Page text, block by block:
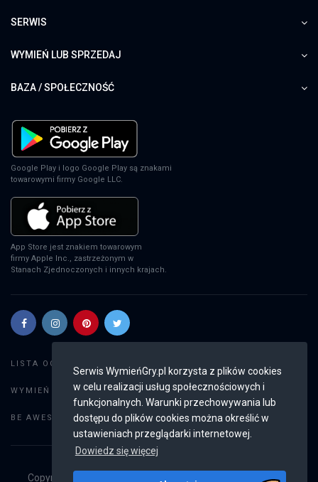
Serwis WymieńGry.pl korzysta z plików cookies
w celu realizacji usług społecznościowych i
funkcjonalnych. Warunki przechowywania lub
dostępu do plików cookies można określić w
ustawieniach przeglądarki internetowej.
Dowiedz się więcej
SERWIS
WYMIEŃ LUB SPRZEDAJ
BAZA / SPOŁECZNOŚĆ
Google Play i logo Google Play są znakami
towarowymi firmy Google LLC.
App Store jest znakiem towarowym
firmy Apple Inc., zastrzeżonym w
Stanach Zjednoczonych i innych krajach.
LISTA OGŁOSZEŃ:
WYMIEŃ GRY: Dodaj ogłoszenie
BE AWESOME: Weryfikacja konta
Copyright © 2019 - 2026 Wszystkie prawa